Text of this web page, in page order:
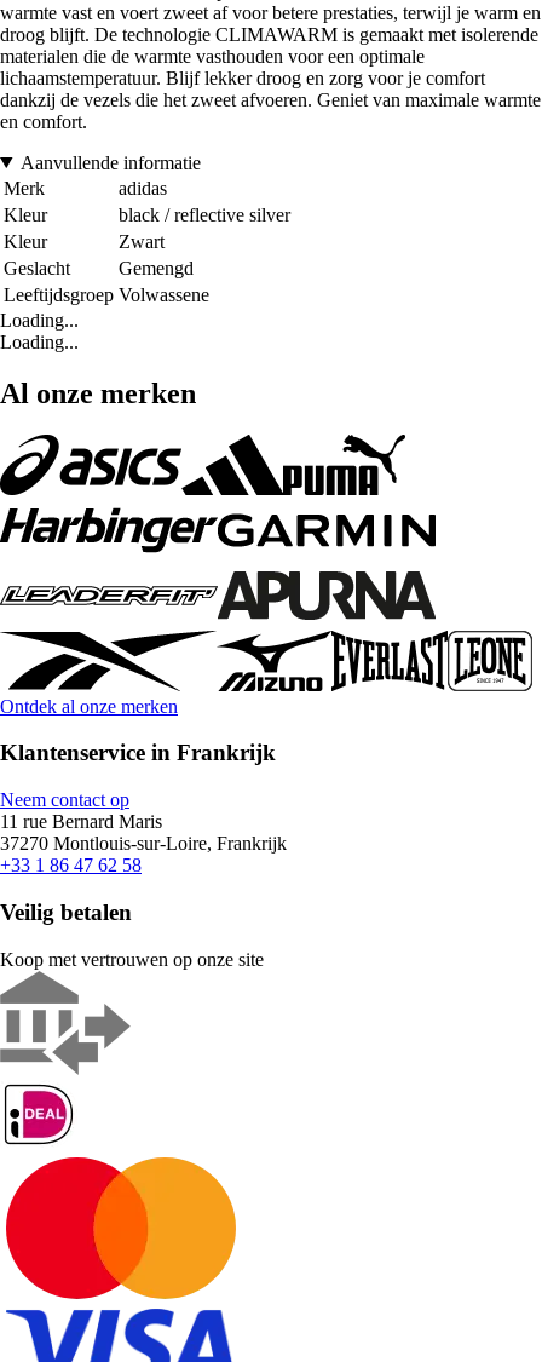
warmte vast en voert zweet af voor betere prestaties, terwijl je warm en
droog blijft. De technologie CLIMAWARM is gemaakt met isolerende
materialen die de warmte vasthouden voor een optimale
lichaamstemperatuur. Blijf lekker droog en zorg voor je comfort
dankzij de vezels die het zweet afvoeren. Geniet van maximale warmte
en comfort.
Aanvullende informatie
Merk
adidas
Kleur
black / reflective silver
Kleur
Zwart
Geslacht
Gemengd
Leeftijdsgroep Volwassene
Loading...
Loading...
Al onze merken
Ontdek al onze merken
Klantenservice in Frankrijk
Neem contact op
11 rue Bernard Maris
37270 Montlouis-sur-Loire, Frankrijk
+33 1 86 47 62 58
Veilig betalen
Koop met vertrouwen op onze site